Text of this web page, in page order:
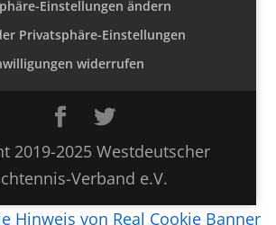
Einstellungen ändern
Privatsphäre-Einstellungen
widerrufen
2019-2025 Westdeutscher
Verband e.V.
Hinweis von Real Cookie Banner